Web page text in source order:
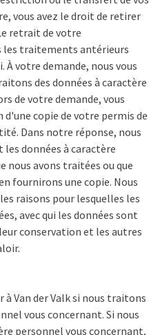
vous avez le droit de retirer
retrait de votre
les traitements antérieurs
À votre demande, nous vous
des données à caractère
de votre demande, vous
copie de votre permis de
Dans notre réponse, nous
données à caractère
nous avons traitées ou que
fournirons une copie. Nous
raisons pour lesquelles les
avec qui les données sont
conservation et les autres
à Van der Valk si nous traitons
vous concernant. Si nous
personnel vous concernant,